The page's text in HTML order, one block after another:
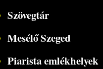
Szövegtár
Mesélő Szeged
Piarista emlékhelyek